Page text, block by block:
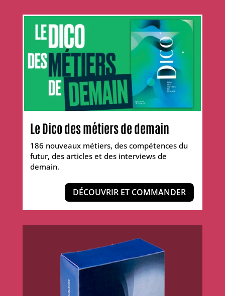
Le Dico des métiers de demain
186 nouveaux métiers, des compétences du
futur, des articles et des interviews de
demain.
DÉCOUVRIR ET COMMANDER